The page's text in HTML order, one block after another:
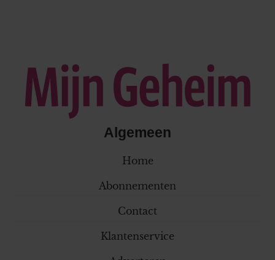
Algemeen
Home
Abonnementen
Contact
Klantenservice